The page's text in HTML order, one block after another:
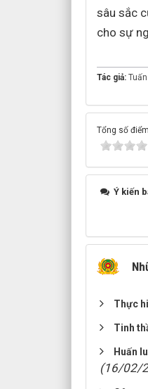
sâu sắc
cho sự
Tác giả:
Tổng số
Ý kiến
Thực
Tinh
Huấn
(16/02/